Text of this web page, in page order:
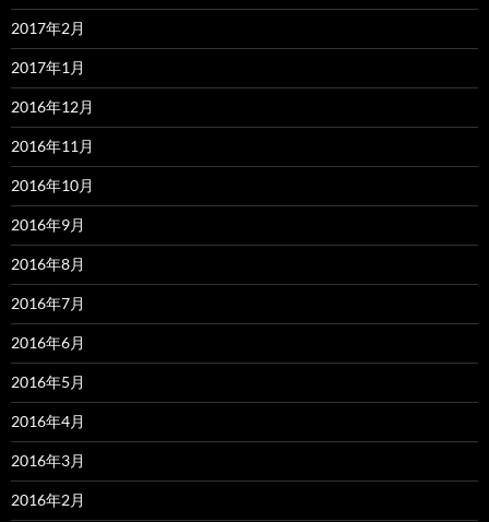
2017年2月
2017年1月
2016年12月
2016年11月
2016年10月
2016年9月
2016年8月
2016年7月
2016年6月
2016年5月
2016年4月
2016年3月
2016年2月